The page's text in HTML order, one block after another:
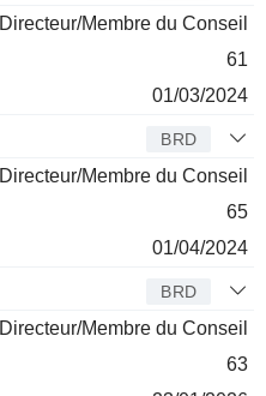
Directeur/Membre du Conseil
61
01/03/2024
BRD
Directeur/Membre du Conseil
65
01/04/2024
BRD
Directeur/Membre du Conseil
63